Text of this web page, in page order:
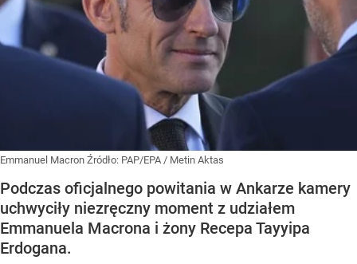
Emmanuel Macron Źródło: PAP/EPA / Metin Aktas
Podczas oficjalnego powitania w Ankarze kamery
uchwyciły niezręczny moment z udziałem
Emmanuela Macrona i żony Recepa Tayyipa
Erdogana.